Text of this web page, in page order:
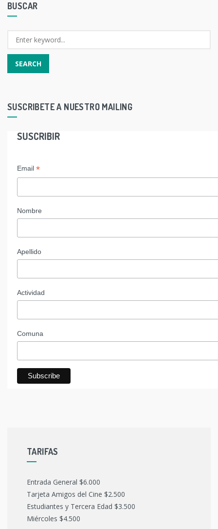
BUSCAR
SUSCRIBETE A NUESTRO MAILING
SUSCRIBIR
Email *
Nombre
Apellido
Actividad
Comuna
TARIFAS
Entrada General $6.000
Tarjeta Amigos del Cine $2.500
Estudiantes y Tercera Edad $3.500
Miércoles $4.500